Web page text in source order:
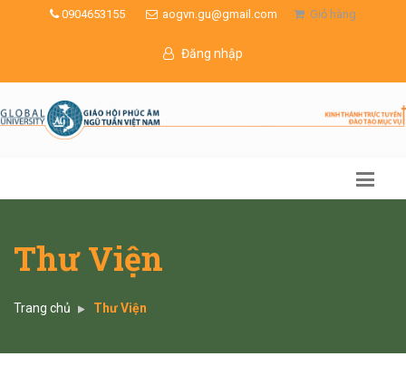
0904653155 aogvn.gu@gmail.com Giỏ hàng
Đăng nhập
Thư Viện
Trang chủ Thư Viện